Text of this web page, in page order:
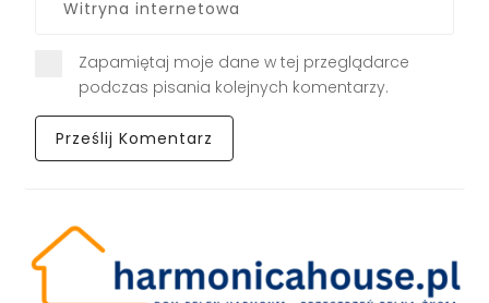
Zapamiętaj moje dane w tej przeglądarce
podczas pisania kolejnych komentarzy.